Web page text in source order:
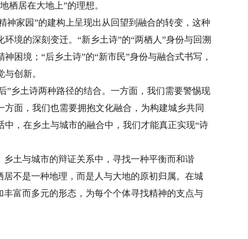
栖居在大地上”的理想。
家园”的建构上呈现出从回望到融合的转变，这种
境的深刻变迁。“新乡土诗”的“两栖人”身份与回溯
困境；“后乡土诗”的“新市民”身份与融合式书写，
创新。
乡土诗两种路径的结合。一方面，我们需要警惕现
面，我们也需要拥抱文化融合，为构建城乡共同
，在乡土与城市的融合中，我们才能真正实现“诗
土与城市的辩证关系中，寻找一种平衡而和谐
不是一种地理，而是人与大地的原初归属。在城
富而多元的形态，为每个个体寻找精神的支点与